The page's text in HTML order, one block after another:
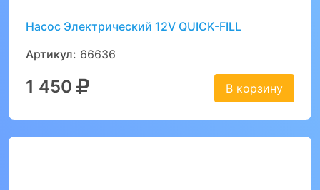
Насос Электрический 12V QUICK-FILL
Артикул: 66636
1 450 В корзину